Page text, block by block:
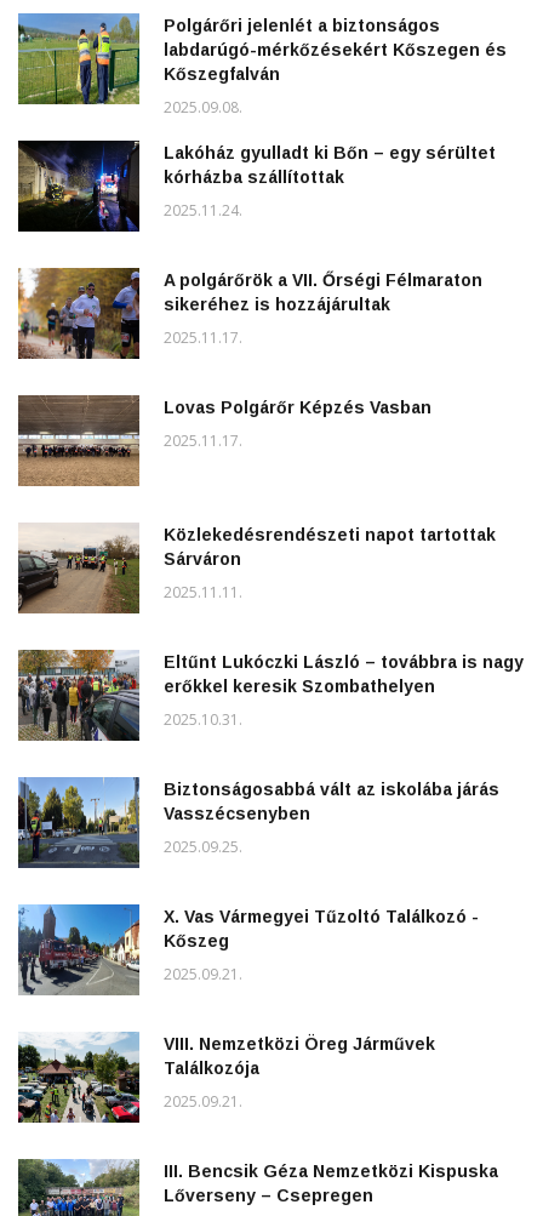
Polgárőri jelenlét a biztonságos
labdarúgó-mérkőzésekért Kőszegen és
Kőszegfalván
2025.09.08.
Lakóház gyulladt ki Bőn – egy sérültet
kórházba szállítottak
2025.11.24.
A polgárőrök a VII. Őrségi Félmaraton
sikeréhez is hozzájárultak
2025.11.17.
Lovas Polgárőr Képzés Vasban
2025.11.17.
Közlekedésrendészeti napot tartottak
Sárváron
2025.11.11.
Eltűnt Lukóczki László – továbbra is nagy
erőkkel keresik Szombathelyen
2025.10.31.
Biztonságosabbá vált az iskolába járás
Vasszécsenyben
2025.09.25.
X. Vas Vármegyei Tűzoltó Találkozó -
Kőszeg
2025.09.21.
VIII. Nemzetközi Öreg Járművek
Találkozója
2025.09.21.
III. Bencsik Géza Nemzetközi Kispuska
Lőverseny – Csepregen